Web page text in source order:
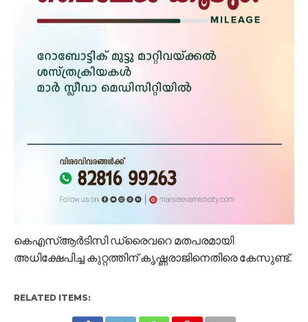
കെഎസ്ആർടിസി ഡ്രൈവറെ മതപരമായി
അധിക്ഷേപിച്ച കുറ്റത്തിന് കൃഷ്ണരാജിനെതിരെ കേസുണ്ട്.
RELATED ITEMS: